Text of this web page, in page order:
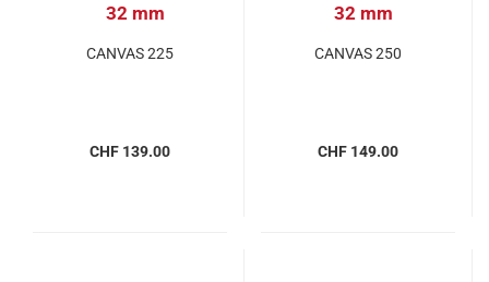
CANVAS 225
CHF 139.00
CANVAS 250
CHF 149.00